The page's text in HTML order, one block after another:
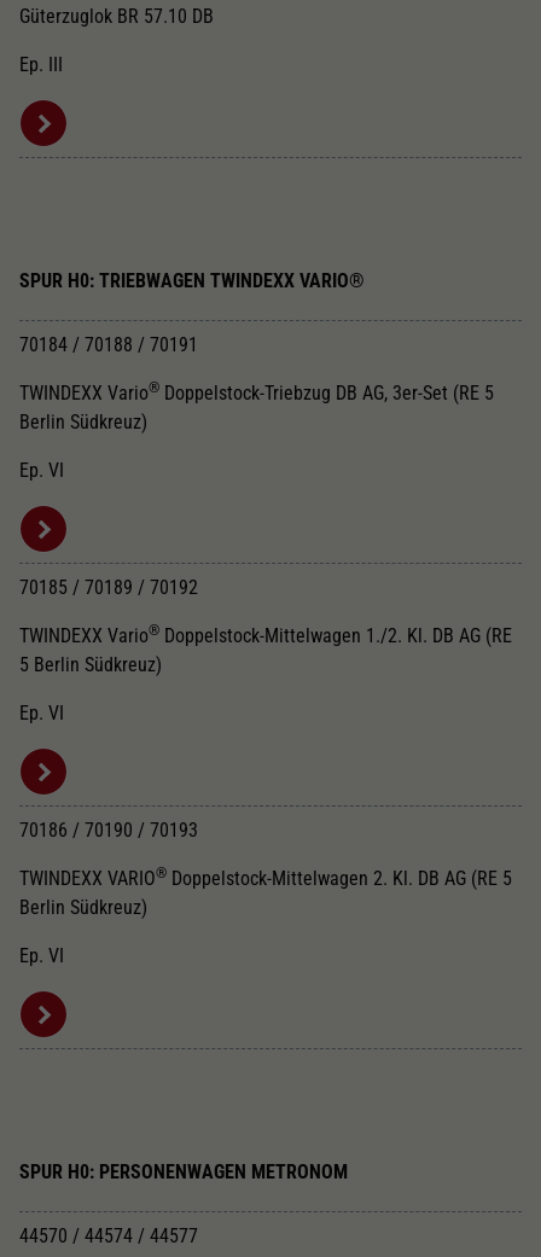
Güterzuglok BR 57.10 DB
Ep. III
SPUR H0: TRIEBWAGEN TWINDEXX VARIO®
70184 / 70188 / 70191
TWINDEXX Vario® Doppelstock-Triebzug DB AG, 3er-Set (RE 5
Berlin Südkreuz)
Ep. VI
70185 / 70189 / 70192
TWINDEXX Vario® Doppelstock-Mittelwagen 1./2. Kl. DB AG (RE
5 Berlin Südkreuz)
Ep. VI
70186 / 70190 / 70193
TWINDEXX VARIO® Doppelstock-Mittelwagen 2. Kl. DB AG (RE 5
Berlin Südkreuz)
Ep. VI
SPUR H0: PERSONENWAGEN METRONOM
44570 / 44574 / 44577
Zweck
Einstellungen. Unter anderem eine zufällig